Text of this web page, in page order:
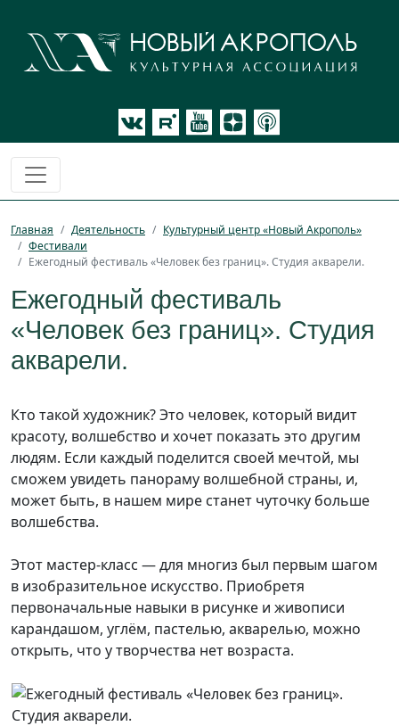
Главная Деятельность
Культурный центр «Новый Акрополь»
Фестивали
Ежегодный фестиваль «Человек без границ». Студия акварели.
Ежегодный фестиваль
«Человек без границ». Студия
акварели.
Кто такой художник? Это человек, который видит
красоту, волшебство и хочет показать это другим
людям. Если каждый поделится своей мечтой, мы
сможем увидеть панораму волшебной страны, и,
может быть, в нашем мире станет чуточку больше
волшебства.
Этот мастер-класс — для многиз был первым шагом
в изобразительное искусство. Приобретя
первоначальные навыки в рисунке и живописи
карандашом, углём, пастелью, акварелью, можно
открыть, что у творчества нет возраста.